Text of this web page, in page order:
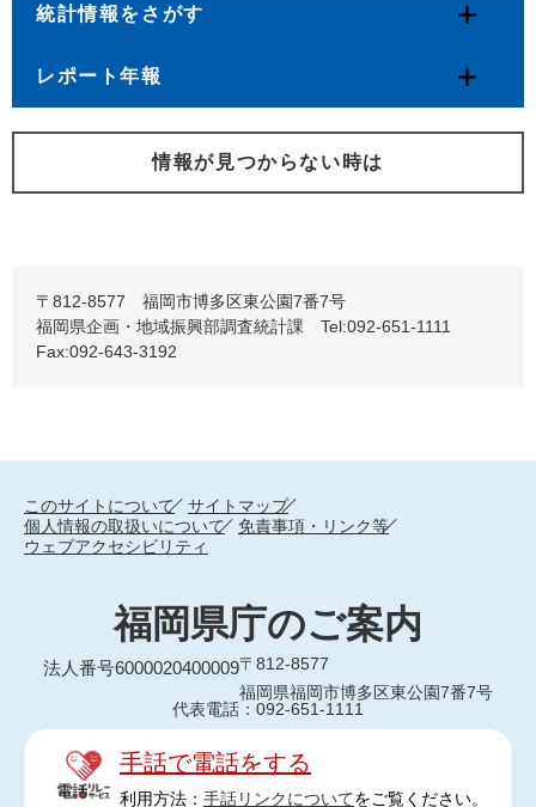
統計情報をさがす
レポート年報
情報が見つからない時は
〒812-8577 福岡市博多区東公園7番7号
福岡県企画・地域振興部調査統計課 Tel:092-651-1111
Fax:092-643-3192
このサイトについて
サイトマップ
個人情報の取扱いについて
免責事項・リンク等
ウェブアクセシビリティ
福岡県庁のご案内
法人番号6000020400009〒812-8577
福岡県福岡市博多区東公園7番7号
代表電話：092-651-1111
手話で電話をする
利用方法： 手話リンクについてをご覧ください。